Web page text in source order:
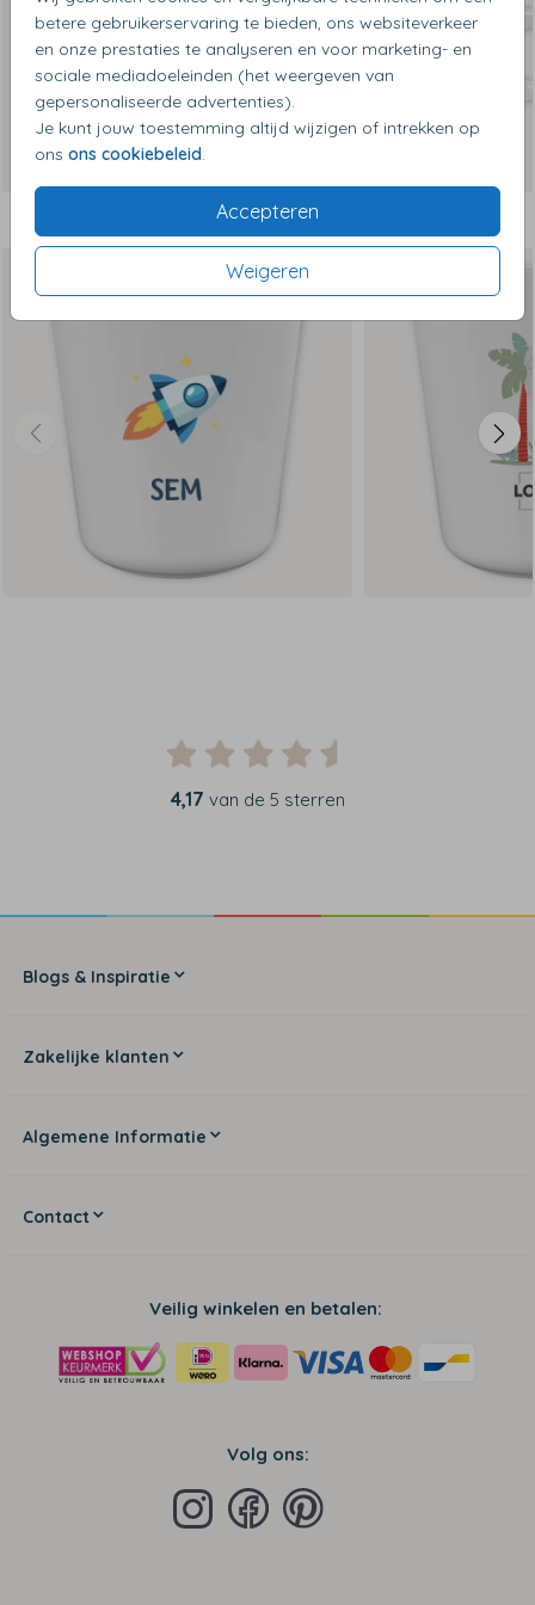
betere gebruikerservaring te bieden, ons websiteverkeer
en onze prestaties te analyseren en voor marketing- en
sociale mediadoeleinden (het weergeven van
gepersonaliseerde advertenties).
Je kunt jouw toestemming altijd wijzigen of intrekken op
ons ons cookiebeleid
Accepteren
Weigeren
Dit vind je misschien ook leuk
4,17 van de 5 sterren
Blogs & Inspiratie
Zakelijke klanten
Algemene Informatie
Contact
Veilig winkelen en betalen:
Volg ons: